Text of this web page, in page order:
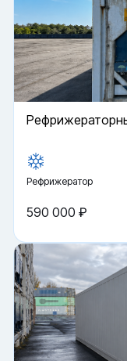
Рефрижератор
590 000 ₽